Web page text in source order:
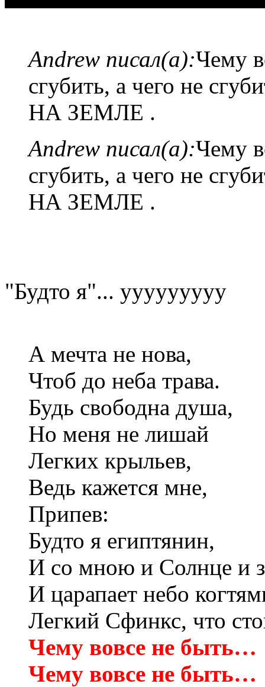
Andrew писал(а):Чему
сгубить, а чего не
НА ЗЕМЛЕ .
Andrew писал(а):Чему
сгубить, а чего не
НА ЗЕМЛЕ .
"Будто я"... ууууууууу
А мечта не нова,
Чтоб до неба трава.
Будь свободна душа,
Но меня не лишай
Легких крыльев,
Ведь кажется мне,
Припев:
Будто я египтянин,
И со мною и Солнце и
И царапает небо
Легкий Сфинкс, что
Чему вовсе не быть…
Чему вовсе не быть…